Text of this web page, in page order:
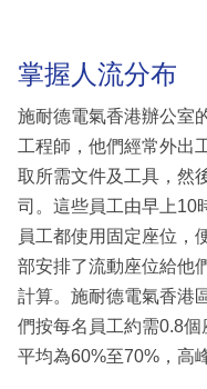
掌握人流分布
施耐德電氣香港辦公室
工程師，他們經常外出
取所需文件及工具，然
司。這些員工由早上10
員工都使用固定座位，
部安排了流動座位給他
計算。施耐德電氣香港
們按每名員工約需0.8
平均為60%至70%，高